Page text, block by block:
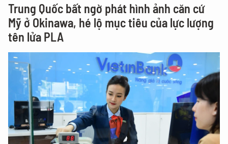
Trung Quốc bất ngờ phát hình ảnh căn cứ
Mỹ ở Okinawa, hé lộ mục tiêu của lực lượng
tên lửa PLA